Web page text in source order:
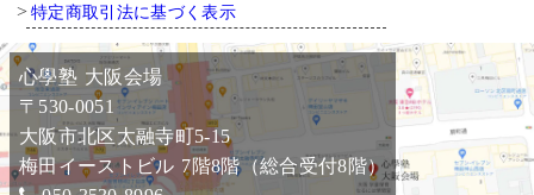
特定商取引法に基づく表示
心學塾 大阪会場
〒530-0051
大阪市北区太融寺町5-15
梅田イーストビル 7階8階（総合受付8階）